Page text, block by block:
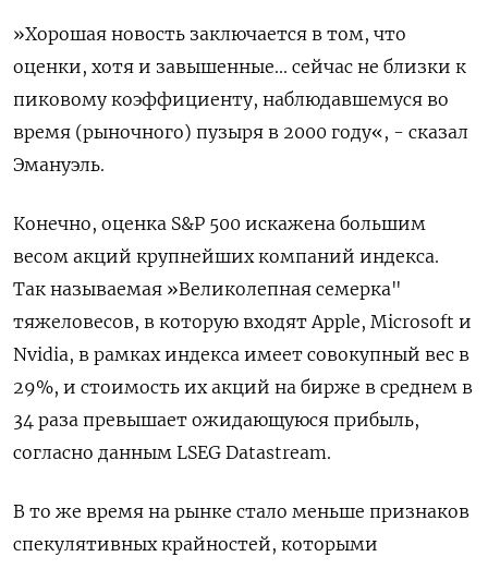
»Хорошая новость заключается в том, что
оценки, хотя и завышенные... сейчас не близки к
пиковому коэффициенту, наблюдавшемуся во
время (рыночного) пузыря в 2000 году«, - сказал
Эмануэль.
Конечно, оценка S&P 500 искажена большим
весом акций крупнейших компаний индекса.
Так называемая »Великолепная семерка"
тяжеловесов, в которую входят Apple, Microsoft и
Nvidia, в рамках индекса имеет совокупный вес в
29%, и стоимость их акций на бирже в среднем в
34 раза превышает ожидающуюся прибыль,
согласно данным LSEG Datastream.
В то же время на рынке стало меньше признаков
спекулятивных крайностей, которыми